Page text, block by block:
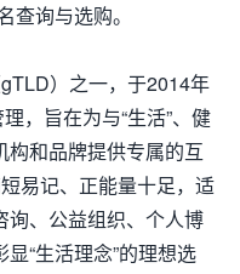
询与选购。
）之一，于2014年
，旨在为与“生活”、健
构和品牌提供专属的互
易记、正能量十足，适
询、公益组织、个人博
“生活理念”的理想选